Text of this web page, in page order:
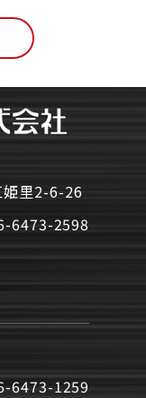
里2-6-26
6473-2598
6473-1259